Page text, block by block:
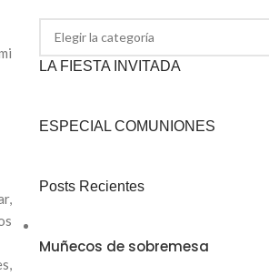
LA FIESTA INVITADA
ESPECIAL COMUNIONES
Posts Recientes
Muñecos de sobremesa